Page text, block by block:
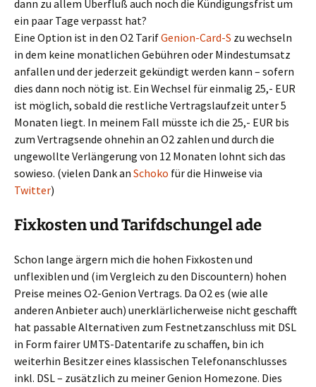
dann zu allem Überfluß auch noch die Kündigungsfrist um
ein paar Tage verpasst hat?
Eine Option ist in den O2 TarifGenion-Card-S zu wechseln
in dem keine monatlichen Gebühren oder Mindestumsatz
anfallen und der jederzeit gekündigt werden kann – sofern
dies dann noch nötig ist. Ein Wechsel für einmalig 25,- EUR
ist möglich, sobald die restliche Vertragslaufzeit unter 5
Monaten liegt. In meinem Fall müsste ich die 25,- EUR bis
zum Vertragsende ohnehin an O2 zahlen und durch die
ungewollte Verlängerung von 12 Monaten lohnt sich das
sowieso. (vielen Dank an Schoko für die Hinweise via
Twitter)
Fixkosten und Tarifdschungel ade
Schon lange ärgern mich die hohen Fixkosten und
unflexiblen und (im Vergleich zu den Discountern) hohen
Preise meines O2-Genion Vertrags. Da O2 es (wie alle
anderen Anbieter auch) unerklärlicherweise nicht geschafft
hat passable Alternativen zum Festnetzanschluss mit DSL
in Form fairer UMTS-Datentarife zu schaffen, bin ich
weiterhin Besitzer eines klassischen Telefonanschlusses
inkl. DSL – zusätzlich zu meiner Genion Homezone. Dies